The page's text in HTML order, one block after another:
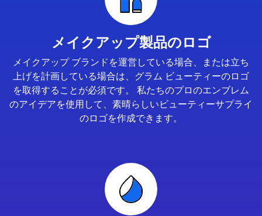
メイクアップ製品のロゴ
メイクアップ ブランドを運営している場合、または立ち
上げを計画している場合は、グラム ビューティーのロゴ
を取得することが必須です。 私たちのプロのエンブレム
のアイデアを使用して、素晴らしいビューティーサプライ
のロゴを作成できます。